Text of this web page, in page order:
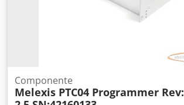
Componente
Melexis PTC04 Programmer Rev: